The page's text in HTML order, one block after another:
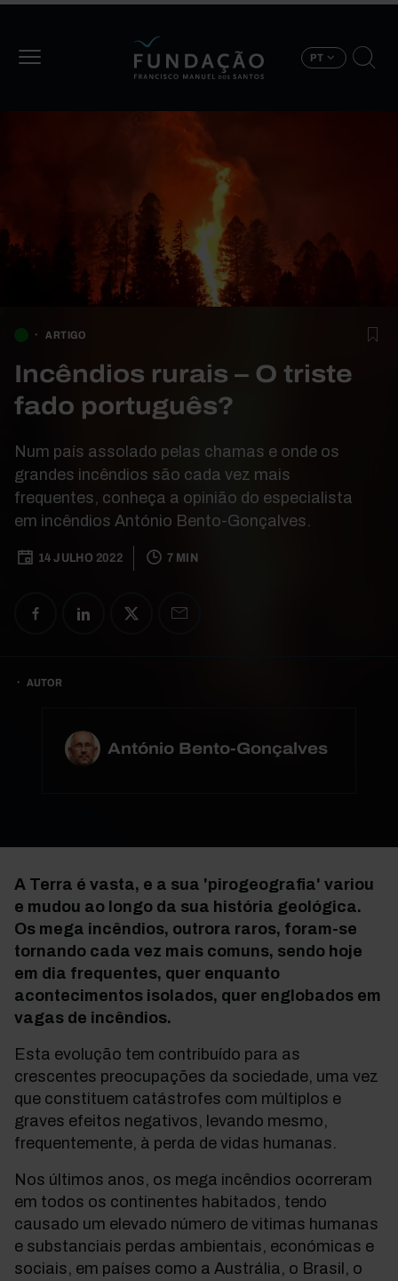
PT
ARTIGO
Incêndios rurais – O triste
fado português?
Num país assolado pelas chamas e onde os
grandes incêndios são cada vez mais
frequentes, conheça a opinião do especialista
em incêndios António Bento-Gonçalves.
14 JULHO 2022 7 MIN
AUTOR
António Bento-Gonçalves
A Terra é vasta, e a sua 'pirogeografia' variou
e mudou ao longo da sua história geológica.
Os mega incêndios, outrora raros, foram-se
tornando cada vez mais comuns, sendo hoje
em dia frequentes, quer enquanto
acontecimentos isolados, quer englobados em
vagas de incêndios.
Esta evolução tem contribuído para as
crescentes preocupações da sociedade, uma vez
que constituem catástrofes com múltiplos e
graves efeitos negativos, levando mesmo,
frequentemente, à perda de vidas humanas.
Nos últimos anos, os mega incêndios ocorreram
em todos os continentes habitados, tendo
causado um elevado número de vitimas humanas
e substanciais perdas ambientais, económicas e
sociais, em países como a Austrália, o Brasil, o